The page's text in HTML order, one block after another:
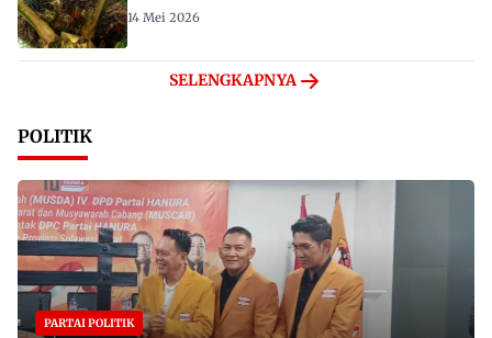
14 Mei 2026
SELENGKAPNYA
POLITIK
PARTAI POLITIK